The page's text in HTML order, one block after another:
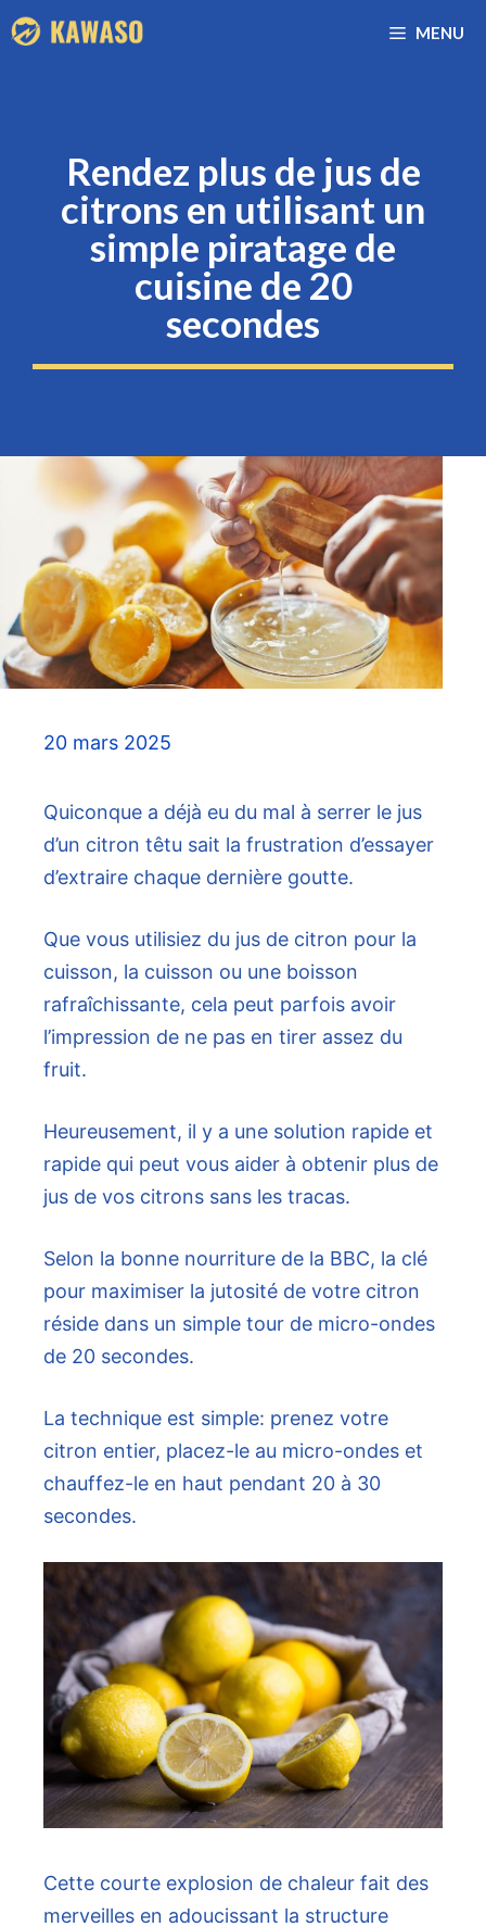
Aller
au
MENU
Rendez plus de jus de
citrons en utilisant un
simple piratage de
cuisine de 20
secondes
20 mars 2025
Quiconque a déjà eu du mal à serrer le jus
d’un citron têtu sait la frustration d’essayer
d’extraire chaque dernière goutte.
Que vous utilisiez du jus de citron pour la
cuisson, la cuisson ou une boisson
rafraîchissante, cela peut parfois avoir
l’impression de ne pas en tirer assez du
fruit.
Heureusement, il y a une solution rapide et
rapide qui peut vous aider à obtenir plus de
jus de vos citrons sans les tracas.
Selon la bonne nourriture de la BBC, la clé
pour maximiser la jutosité de votre citron
réside dans un simple tour de micro-ondes
de 20 secondes.
La technique est simple: prenez votre
citron entier, placez-le au micro-ondes et
chauffez-le en haut pendant 20 à 30
secondes.
Cette courte explosion de chaleur fait des
merveilles en adoucissant la structure